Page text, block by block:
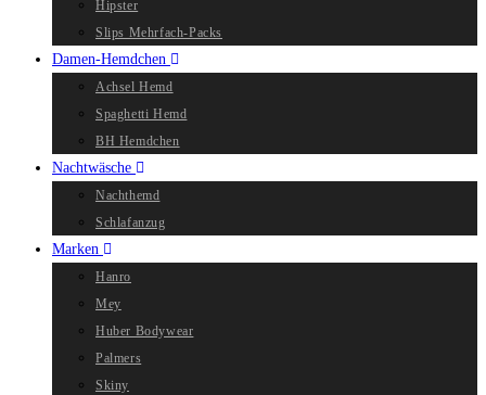
Hipster
Slips Mehrfach-Packs
Damen-Hemdchen
Achsel Hemd
Spaghetti Hemd
BH Hemdchen
Nachtwäsche
Nachthemd
Schlafanzug
Marken
Hanro
Mey
Huber Bodywear
Palmers
Skiny